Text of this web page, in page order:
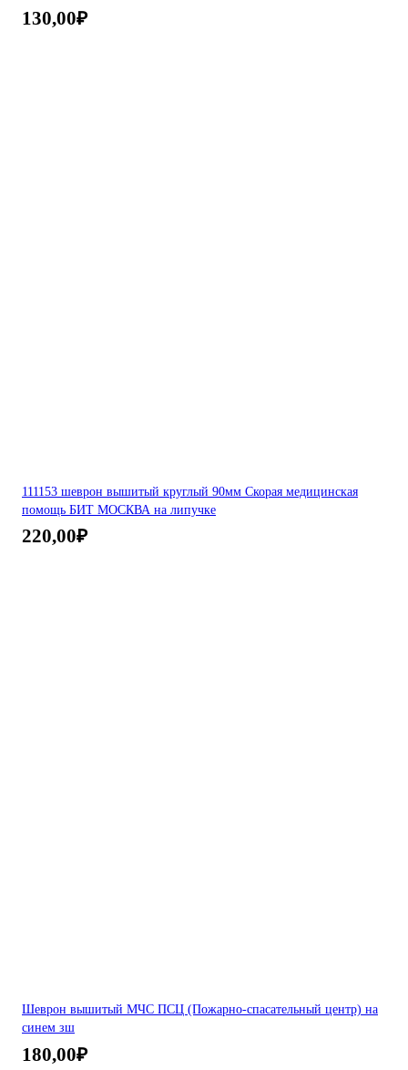
130,00₽
111153 шеврон вышитый круглый 90мм Скорая медицинская
помощь БИТ МОСКВА на липучке
220,00₽
Шеврон вышитый МЧС ПСЦ (Пожарно-спасательный центр) на
синем зш
180,00₽